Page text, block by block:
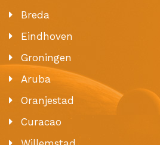
Breda
Eindhoven
Groningen
Aruba
Oranjestad
Curacao